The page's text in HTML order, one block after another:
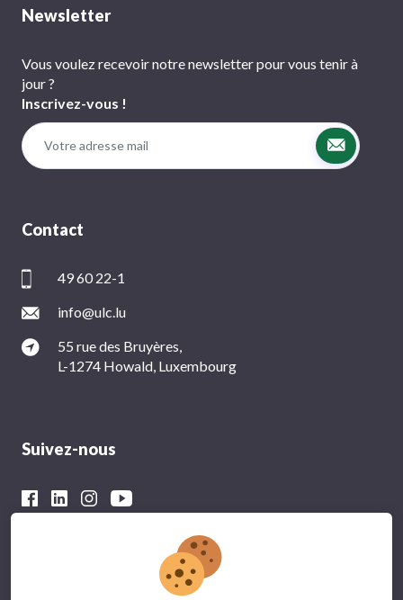
Newsletter
Vous voulez recevoir notre newsletter pour vous tenir à
jour ?
Inscrivez-vous !
Contact
49 60 22-1
info@ulc.lu
55 rue des Bruyères,
L-1274 Howald, Luxembourg
Suivez-nous
Avec le soutien financier du